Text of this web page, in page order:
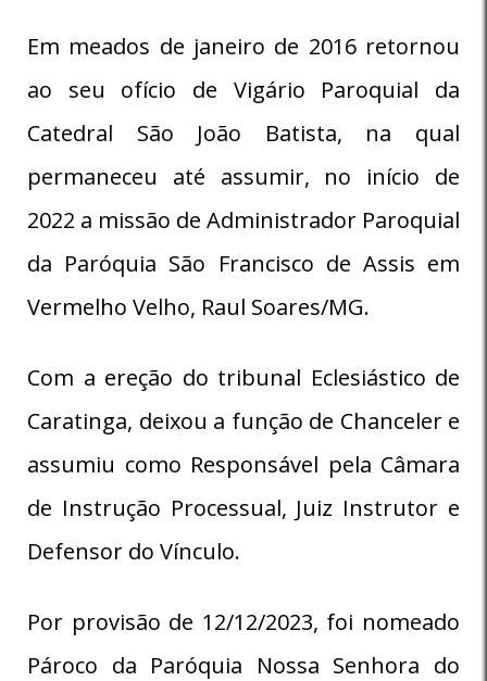
Em meados de janeiro de 2016 retornou
ao seu ofício de Vigário Paroquial da
Catedral São João Batista, na qual
permaneceu até assumir, no início de
2022 a missão de Administrador Paroquial
da Paróquia São Francisco de Assis em
Vermelho Velho, Raul Soares/MG.
Com a ereção do tribunal Eclesiástico de
Caratinga, deixou a função de Chanceler e
assumiu como Responsável pela Câmara
de Instrução Processual, Juiz Instrutor e
Defensor do Vínculo.
Por provisão de 12/12/2023, foi nomeado
Pároco da Paróquia Nossa Senhora do